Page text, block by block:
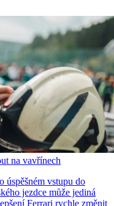
na vavřínech
úspěšném vstupu do
jezdce může jediná
Ferrari rychle změnit